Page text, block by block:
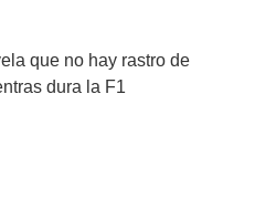
que no hay rastro de
dura la F1